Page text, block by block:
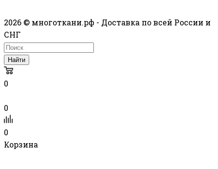
2026 © многоткани.рф - Доставка по всей России и
СНГ
Найти
0
0
0
Корзина